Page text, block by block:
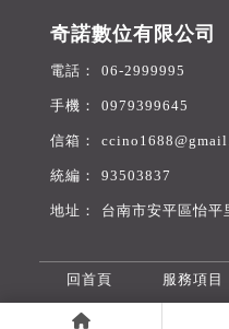
奇諾數位有限公司
06-2999995
0979399645
93503837
台南市安平區怡
回首頁 服務項目
舊機收購